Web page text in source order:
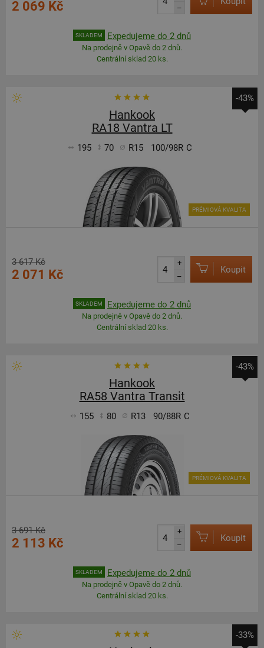
2 069 Kč
–
SKLADEM Expedujeme do 2 dnů
Na prodejně v Opavě do 2 dnů.
Centrální sklad 20 ks.
-43%
Hankook
RA18 Vantra LT
195 70 R15 100/98R C
PRÉMIOVÁ KVALITA
3 617 Kč
2 071 Kč
+
–
Koupit
SKLADEM Expedujeme do 2 dnů
Na prodejně v Opavě do 2 dnů.
Centrální sklad 20 ks.
-43%
Hankook
RA58 Vantra Transit
155 80 R13 90/88R C
PRÉMIOVÁ KVALITA
3 691 Kč
2 113 Kč
+
–
Koupit
SKLADEM Expedujeme do 2 dnů
Na prodejně v Opavě do 2 dnů.
Centrální sklad 20 ks.
-33%